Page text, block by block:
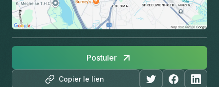
Copier le lien
Postuler